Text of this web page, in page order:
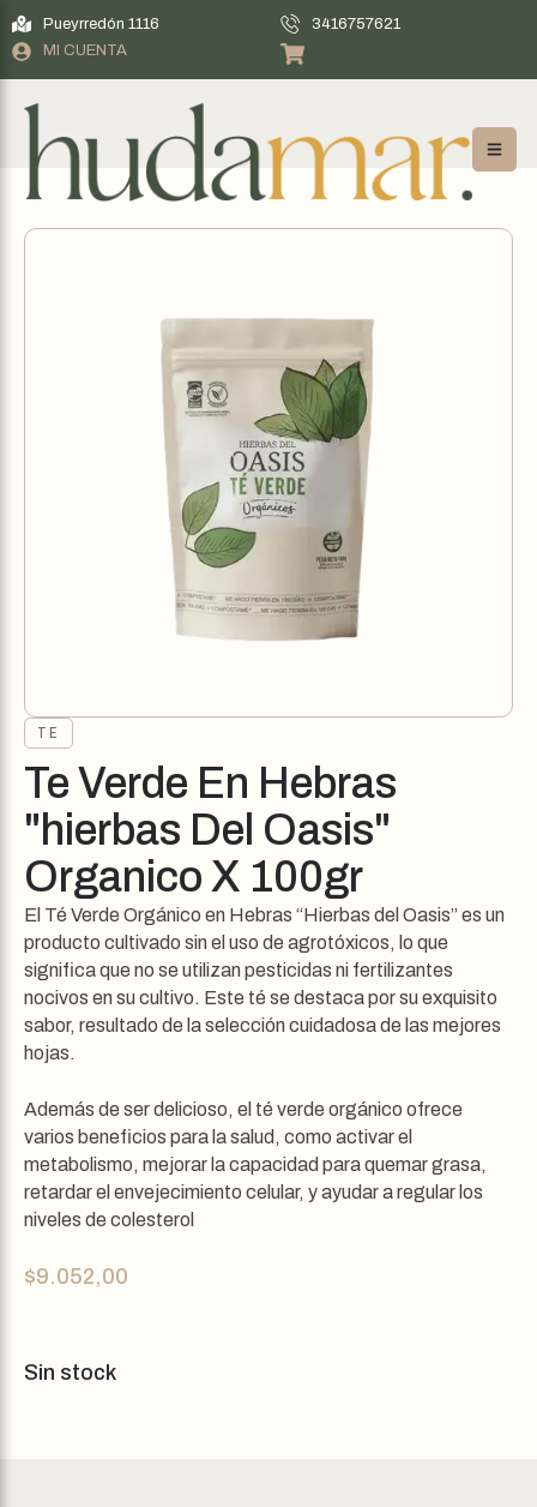
Pueyrredón 1116
3416757621
MI CUENTA
TE
Te Verde En Hebras
"hierbas Del Oasis"
Organico X 100gr
El Té Verde Orgánico en Hebras “Hierbas del Oasis” es un
producto cultivado sin el uso de agrotóxicos, lo que
significa que no se utilizan pesticidas ni fertilizantes
nocivos en su cultivo. Este té se destaca por su exquisito
sabor, resultado de la selección cuidadosa de las mejores
hojas.
Además de ser delicioso, el té verde orgánico ofrece
varios beneficios para la salud, como activar el
metabolismo, mejorar la capacidad para quemar grasa,
retardar el envejecimiento celular, y ayudar a regular los
niveles de colesterol
$9.052,00
Sin stock